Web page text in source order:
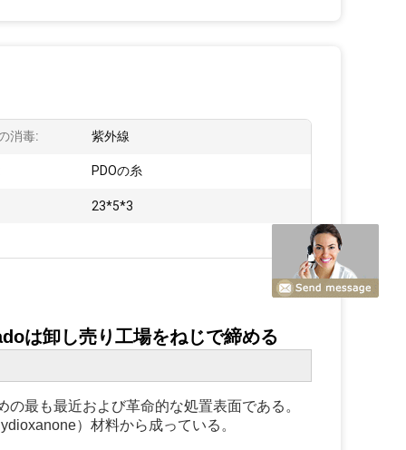
消毒: 紫外線
PDOの糸
23*5*3
は卸し売り工場をねじで締める
最も最近および革命的な処置表面である。
）材料から成っている。